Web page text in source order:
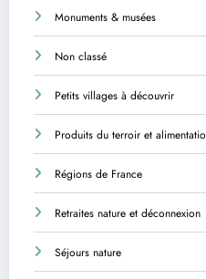
Monuments & musées
Non classé
Petits villages à découvrir
Produits du terroir et
Régions de France
Retraites nature et déconnexion
Séjours nature